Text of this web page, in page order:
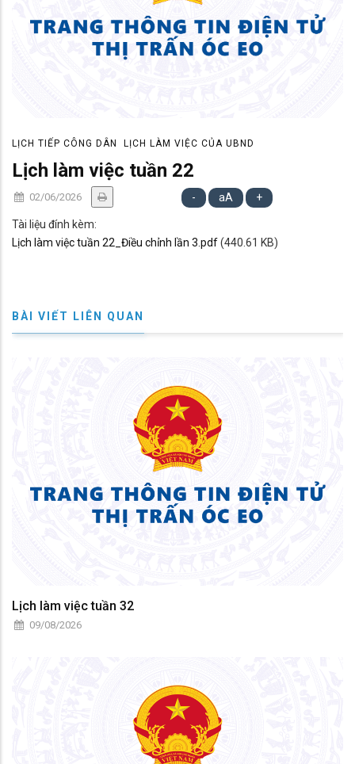
LỊCH TIẾP CÔNG DÂN LỊCH LÀM VIỆC CỦA UBND
Lịch làm việc tuần 22
02/06/2026 - aA +
Tài liệu đính kèm:
Lịch làm việc tuần 22_Điều chỉnh lần 3.pdf(440.61 KB)
BÀI VIẾT LIÊN QUAN
Lịch làm việc tuần 32
09/08/2026